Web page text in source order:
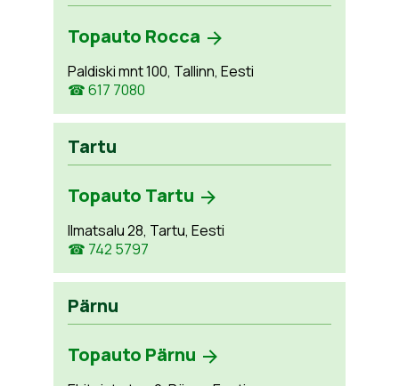
Topauto Rocca
Paldiski mnt 100, Tallinn, Eesti
☎ 617 7080
Tartu
Topauto Tartu
Ilmatsalu 28, Tartu, Eesti
☎ 742 5797
Pärnu
Topauto Pärnu